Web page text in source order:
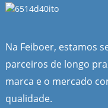
Na Feiboer, estamos
parceiros de longo
marca e o mercado
qualidade.